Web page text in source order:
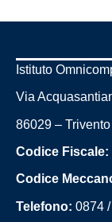
Istituto
Via
86029 –
Codice Fiscale:
Codice
Telefono: 0874